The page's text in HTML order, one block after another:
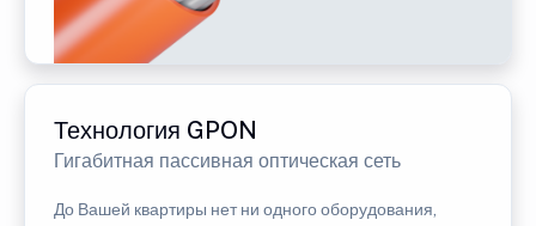
Технология GPON
Гигабитная пассивная оптическая сеть
До Вашей квартиры нет ни одного оборудования,